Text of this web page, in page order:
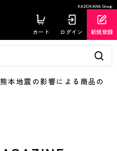
KADOKAWA Group
カート ログイン 新規登録
地震の影響による商品の